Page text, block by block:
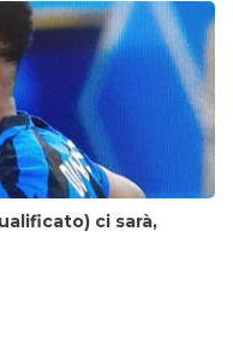
ci sarà,